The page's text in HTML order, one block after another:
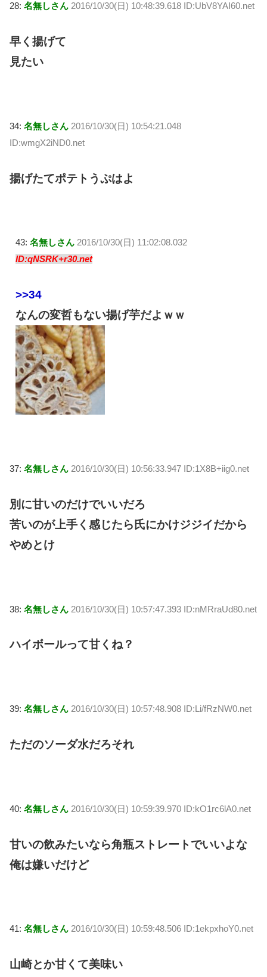
28: 名無しさん 2016/10/30(日) 10:48:39.618 ID:UbV8YAI60.net
早く揚げて
見たい
34: 名無しさん 2016/10/30(日) 10:54:21.048
ID:wmgX2iND0.net
揚げたてポテトうぷはよ
43: 名無しさん 2016/10/30(日) 11:02:08.032
ID:qNSRK+r30.net
>>34
なんの変哲もない揚げ芋だよｗｗ
37: 名無しさん 2016/10/30(日) 10:56:33.947 ID:1X8B+iig0.net
別に甘いのだけでいいだろ
苦いのが上手く感じたら氏にかけジジイだから
やめとけ
38: 名無しさん 2016/10/30(日) 10:57:47.393 ID:nMRraUd80.net
ハイボールって甘くね？
39: 名無しさん 2016/10/30(日) 10:57:48.908 ID:Li/fRzNW0.net
ただのソーダ水だろそれ
40: 名無しさん 2016/10/30(日) 10:59:39.970 ID:kO1rc6lA0.net
甘いの飲みたいなら角瓶ストレートでいいよな
俺は嫌いだけど
41: 名無しさん 2016/10/30(日) 10:59:48.506 ID:1ekpxhoY0.net
山崎とか甘くて美味い